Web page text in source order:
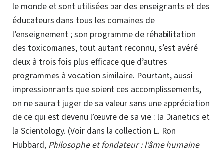
le monde et sont utilisées par des enseignants et des
éducateurs dans tous les domaines de
l’enseignement ; son programme de réhabilitation
des toxicomanes, tout autant reconnu, s’est avéré
deux à trois fois plus efficace que d’autres
programmes à vocation similaire. Pourtant, aussi
impressionnants que soient ces accomplissements,
on ne saurait juger de sa valeur sans une appréciation
de ce qui est devenu l’œuvre de sa vie : la Dianetics et
la Scientology. (Voir dans la collection L. Ron
Hubbard, Philosophe et fondateur : l’âme humaine